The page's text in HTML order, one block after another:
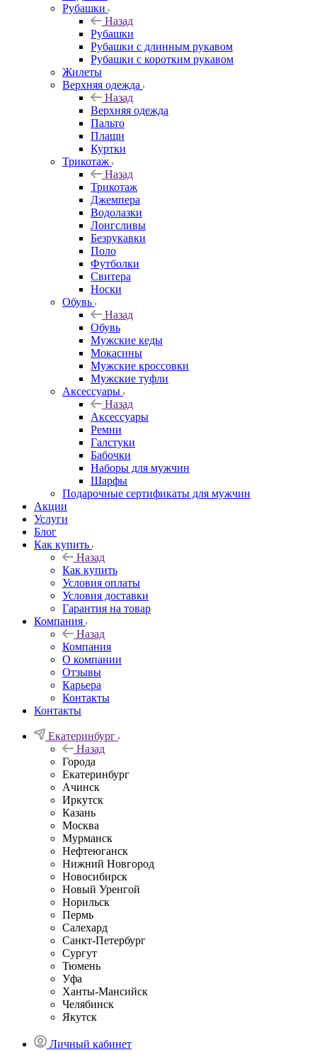
Рубашки
Назад
Рубашки
Рубашки с длинным рукавом
Рубашки с коротким рукавом
Жилеты
Верхняя одежда
Назад
Верхняя одежда
Пальто
Плащи
Куртки
Трикотаж
Назад
Трикотаж
Джемпера
Водолазки
Лонгсливы
Безрукавки
Поло
Футболки
Свитера
Носки
Обувь
Назад
Обувь
Мужские кеды
Мокасины
Мужские кроссовки
Мужские туфли
Аксессуары
Назад
Аксессуары
Ремни
Галстуки
Бабочки
Наборы для мужчин
Шарфы
Подарочные сертификаты для мужчин
Акции
Услуги
Блог
Как купить
Назад
Как купить
Условия оплаты
Условия доставки
Гарантия на товар
Компания
Назад
Компания
О компании
Отзывы
Карьера
Контакты
Контакты
Екатеринбург
Назад
Города
Екатеринбург
Ачинск
Иркутск
Казань
Москва
Мурманск
Нефтеюганск
Нижний Новгород
Новосибирск
Новый Уренгой
Норильск
Пермь
Салехард
Санкт-Петербург
Сургут
Тюмень
Уфа
Ханты-Мансийск
Челябинск
Якутск
Личный кабинет